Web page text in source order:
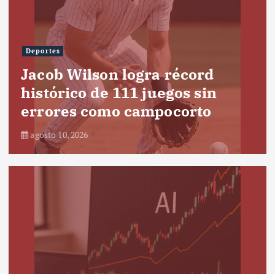
Deportes
Jacob Wilson logra récord
histórico de 111 juegos sin
errores como campocorto
agosto 10, 2026